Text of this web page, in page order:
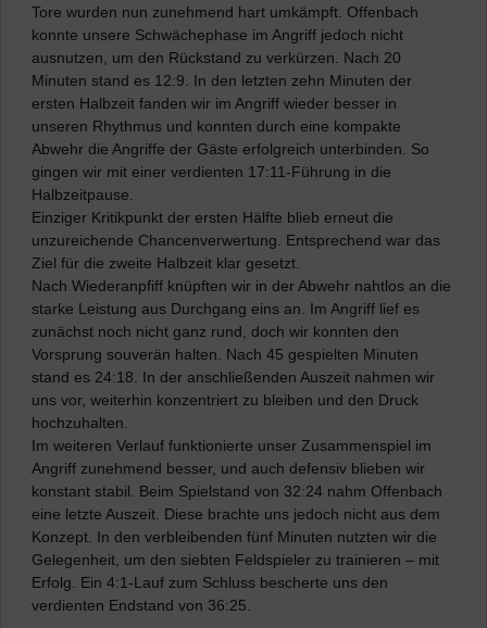
Tore wurden nun zunehmend hart umkämpft. Offenbach
konnte unsere Schwächephase im Angriff jedoch nicht
ausnutzen, um den Rückstand zu verkürzen. Nach 20
Minuten stand es 12:9. In den letzten zehn Minuten der
ersten Halbzeit fanden wir im Angriff wieder besser in
unseren Rhythmus und konnten durch eine kompakte
Abwehr die Angriffe der Gäste erfolgreich unterbinden. So
gingen wir mit einer verdienten 17:11-Führung in die
Halbzeitpause.
Einziger Kritikpunkt der ersten Hälfte blieb erneut die
unzureichende Chancenverwertung. Entsprechend war das
Ziel für die zweite Halbzeit klar gesetzt.
Nach Wiederanpfiff knüpften wir in der Abwehr nahtlos an die
starke Leistung aus Durchgang eins an. Im Angriff lief es
zunächst noch nicht ganz rund, doch wir konnten den
Vorsprung souverän halten. Nach 45 gespielten Minuten
stand es 24:18. In der anschließenden Auszeit nahmen wir
uns vor, weiterhin konzentriert zu bleiben und den Druck
hochzuhalten.
Im weiteren Verlauf funktionierte unser Zusammenspiel im
Angriff zunehmend besser, und auch defensiv blieben wir
konstant stabil. Beim Spielstand von 32:24 nahm Offenbach
eine letzte Auszeit. Diese brachte uns jedoch nicht aus dem
Konzept. In den verbleibenden fünf Minuten nutzten wir die
Gelegenheit, um den siebten Feldspieler zu trainieren – mit
Erfolg. Ein 4:1-Lauf zum Schluss bescherte uns den
verdienten Endstand von 36:25.